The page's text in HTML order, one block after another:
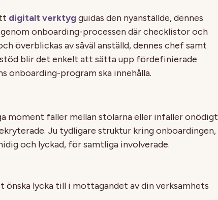
digitalt verktygguidas den nyanställde, dennes
onboarding-processen där checklistor och
överblickas av såväl anställd, dennes chef samt
blir det enkelt att sätta upp fördefinierade
onboarding-program ska innehålla.
moment faller mellan stolarna eller infaller onödigt
Ju tydligare struktur kring onboardingen,
och lyckad, för samtliga involverade.
önska lycka till i mottagandet av din verksamhets